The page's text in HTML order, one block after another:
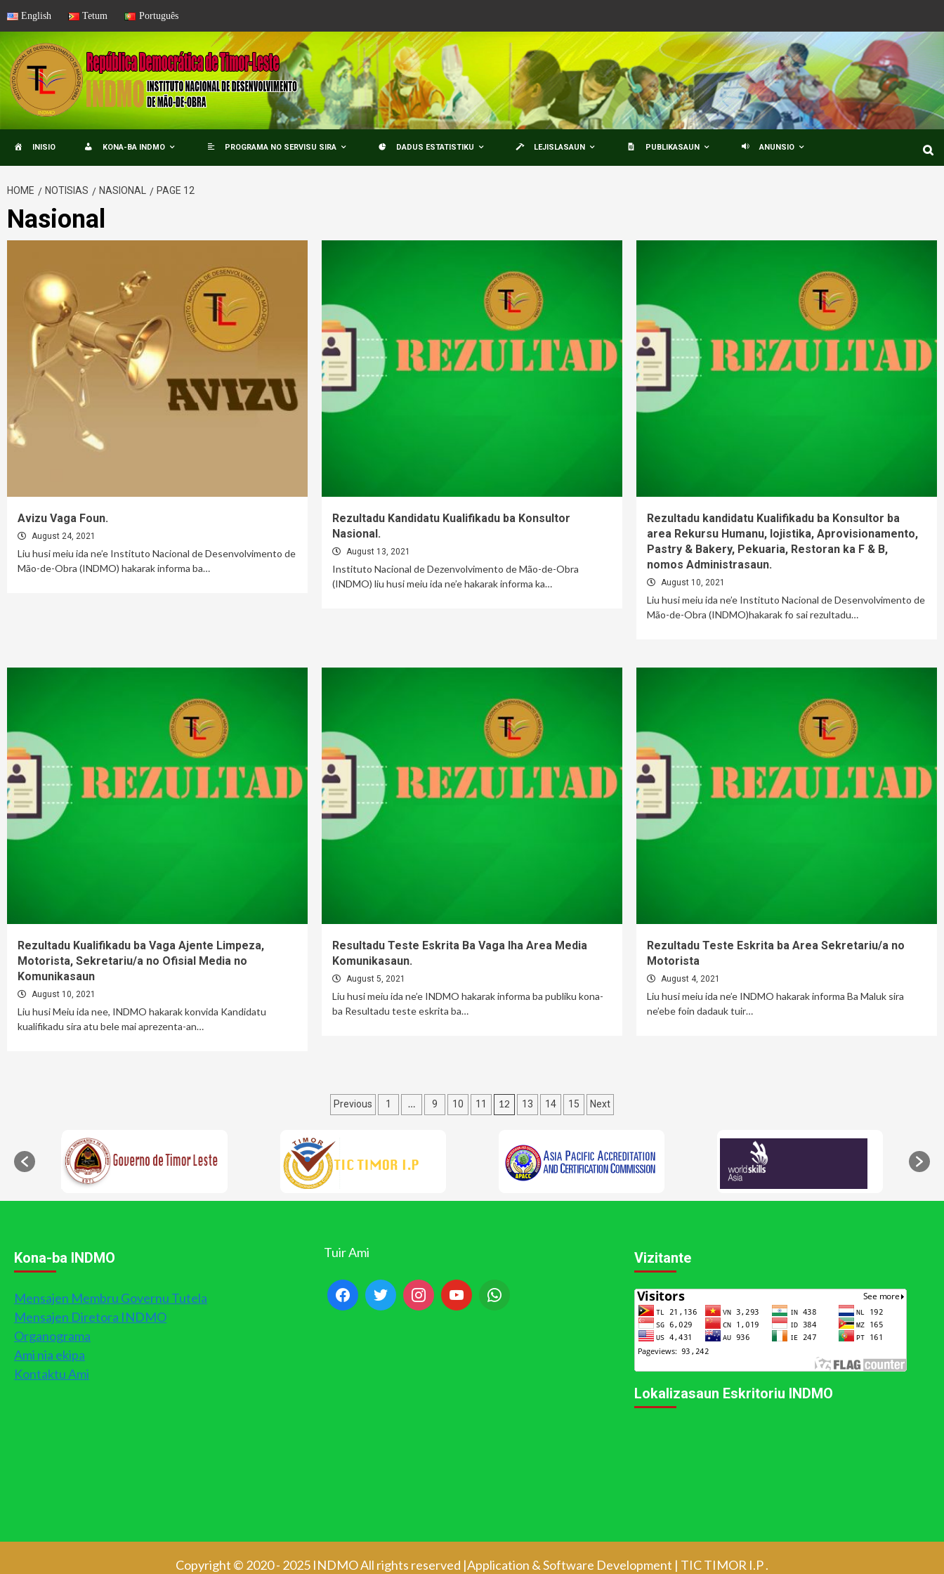
Skip
content
English Tetum Português
INISIO KONA-BA INDMO PROGRAMA NO SERVISU SIRA DADUS ESTATISTIKU LEJISLASAUN PUBLIKASAUN ANUNSIO
HOME NOTISIAS NASIONAL PAGE 12
Nasional
Avizu Vaga Foun.
August 24, 2021
Liu husi meiu ida ne’e Instituto Nacional de Desenvolvimento de
Mão-de-Obra (INDMO) hakarak informa ba…
Rezultadu Kandidatu Kualifikadu ba Konsultor
Nasional.
August 13, 2021
Instituto Nacional de Dezenvolvimento de Mão-de-Obra
(INDMO) liu husi meiu ida ne’e hakarak informa ka…
Rezultadu kandidatu Kualifikadu ba Konsultor ba
area Rekursu Humanu, lojistika, Aprovisionamento,
Pastry & Bakery, Pekuaria, Restoran ka F & B,
nomos Administrasaun.
August 10, 2021
Liu husi meiu ida ne’e Instituto Nacional de Desenvolvimento de
Mão-de-Obra (INDMO)hakarak fo sai rezultadu…
Rezultadu Kualifikadu ba Vaga Ajente Limpeza,
Motorista, Sekretariu/a no Ofisial Media no
Komunikasaun
August 10, 2021
Liu husi Meiu ida nee, INDMO hakarak konvida Kandidatu
kualifikadu sira atu bele mai aprezenta-an…
Resultadu Teste Eskrita Ba Vaga Iha Area Media
Komunikasaun.
August 5, 2021
Liu husi meiu ida ne’e INDMO hakarak informa ba publiku kona-
ba Resultadu teste eskrita ba…
Rezultadu Teste Eskrita ba Area Sekretariu/a no
Motorista
August 4, 2021
Liu husi meiu ida ne’e INDMO hakarak informa Ba Maluk sira
ne’ebe foin dadauk tuir…
Posts
Previous 1 … 9 10 11 12 13 14 15 Next
Kona-ba INDMO
Mensajen Membru Governu Tutela
Mensajen Diretora INDMO
Organograma
Ami nia ekipa
Kontaktu Ami
Tuir Ami Vizitante
Lokalizasaun Eskritoriu INDMO
Copyright © 2020 - 2025 INDMO All rights reserved |Application & Software Development | TIC TIMOR I.P.